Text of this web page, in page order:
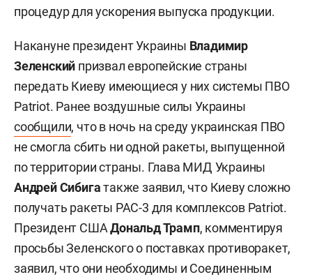
процедур для ускорения выпуска продукции.
Накануне президент Украины Владимир
Зеленский призвал европейские страны
передать Киеву имеющиеся у них системы ПВО
Patriot. Ранее воздушные силы Украины
сообщили, что в ночь на среду украинская ПВО
не смогла сбить ни одной ракеты, выпущенной
по территории страны. Глава МИД Украины
Андрей Сибигатакже заявил, что Киеву сложно
получать ракеты PAC-3 для комплексов Patriot.
Президент СШАДональд Трамп, комментируя
просьбы Зеленского о поставках противоракет,
заявил, что они необходимы и Соединенным